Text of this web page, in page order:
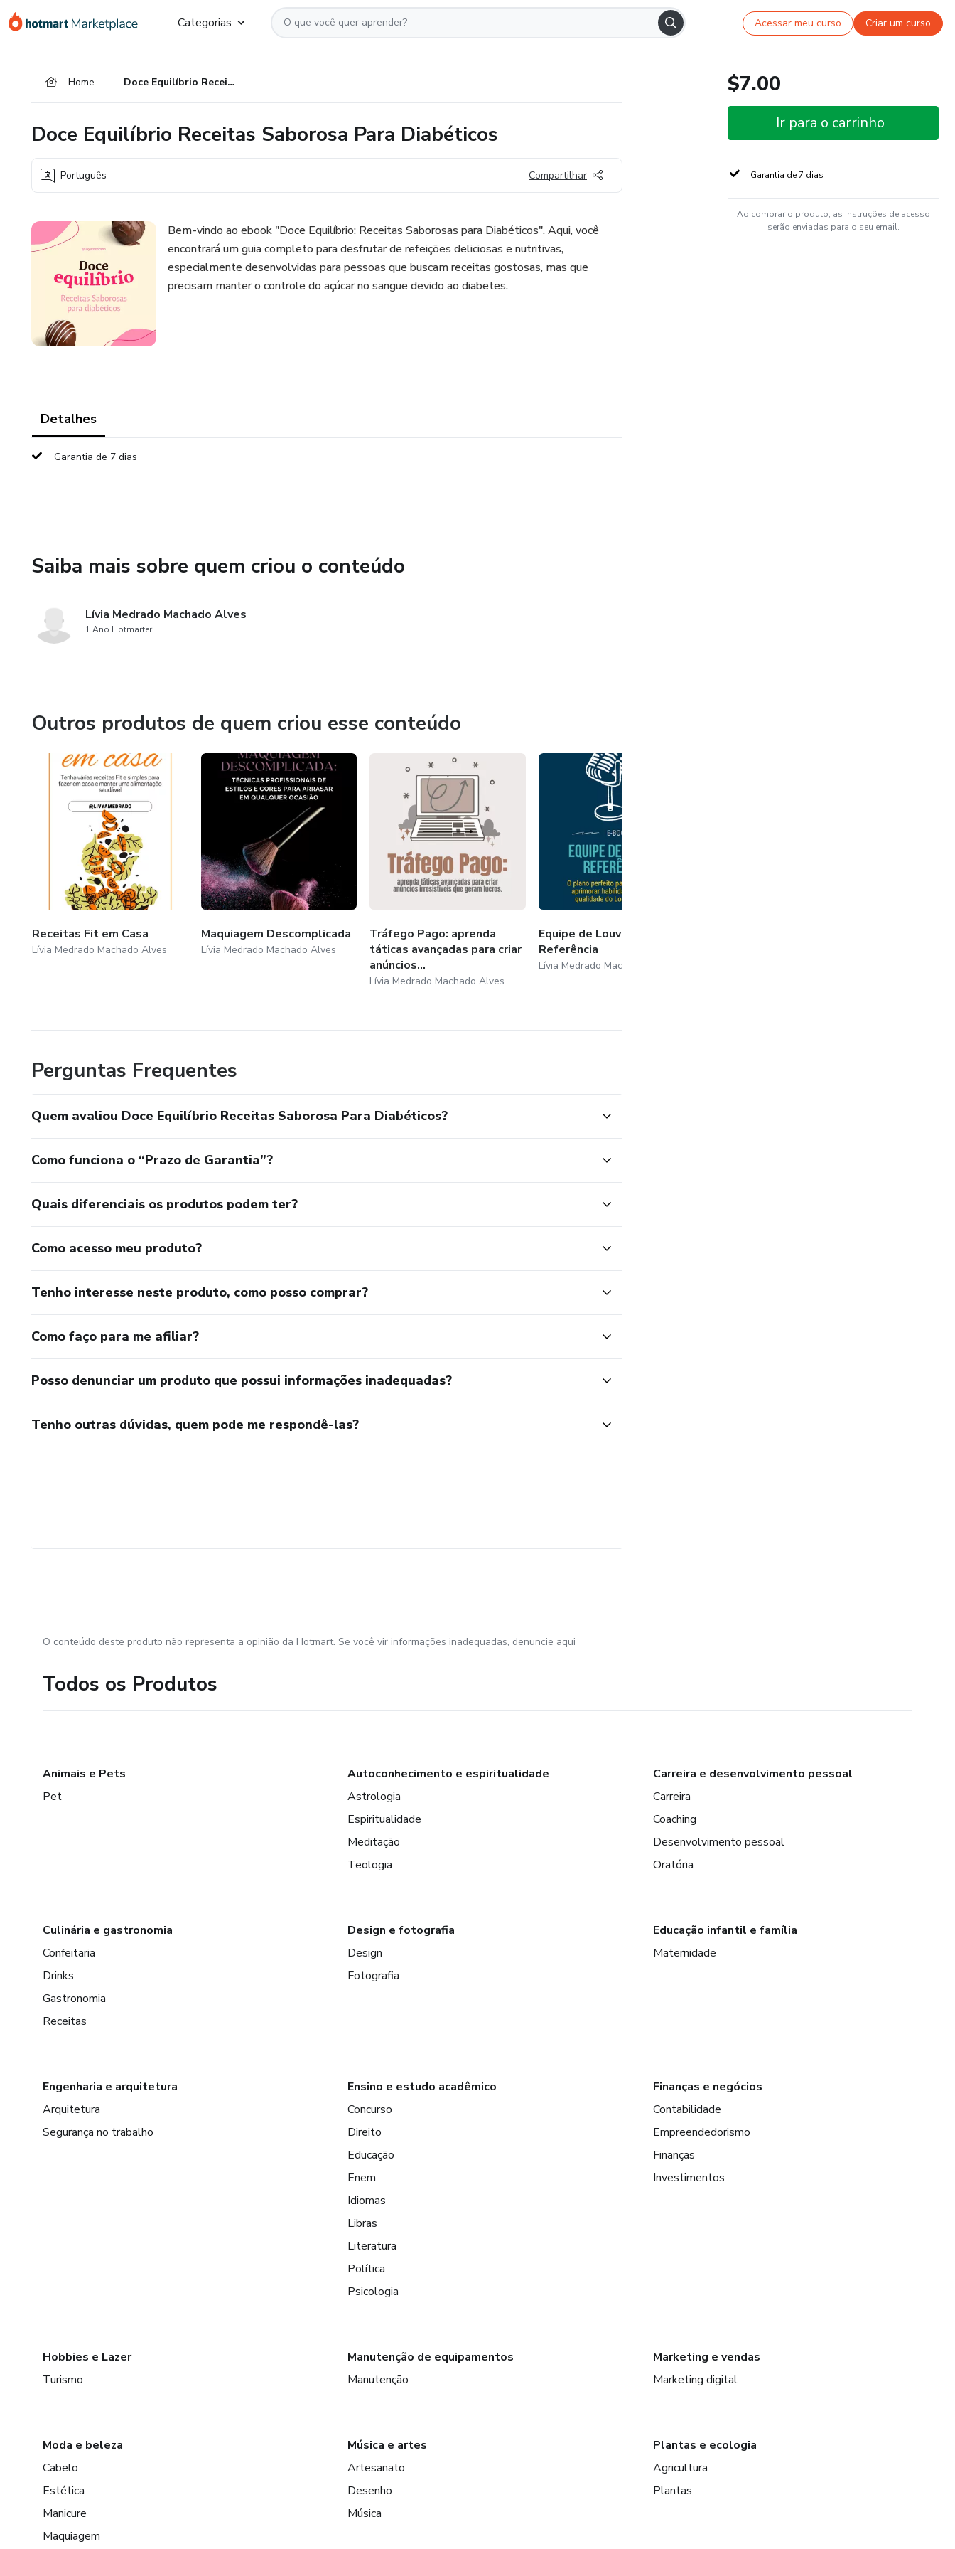
para
para
para
Categorias Acessar meu curso Criar um curso
Home Doce Equilíbrio Receitas Saborosa Para Diabéticos
Doce Equilíbrio Receitas Saborosa Para Diabéticos
Português Compartilhar
Bem-vindo ao ebook "Doce Equilíbrio: Receitas Saborosas para Diabéticos". Aqui, você
encontrará um guia completo para desfrutar de refeições deliciosas e nutritivas,
especialmente desenvolvidas para pessoas que buscam receitas gostosas, mas que
precisam manter o controle do açúcar no sangue devido ao diabetes.
Detalhes
Garantia de 7 dias
Saiba mais sobre quem criou o conteúdo
Lívia Medrado Machado Alves
1 Ano Hotmarter
Outros produtos de quem criou esse conteúdo
Receitas Fit em Casa
Lívia Medrado Machado Alves
Maquiagem Descomplicada
Lívia Medrado Machado Alves
Tráfego Pago: aprenda
táticas avançadas para criar
anúncios...
Lívia Medrado Machado Alves
Equipe de Louvor
Referência
Lívia Medrado Machado Alves
Perguntas Frequentes
Quem avaliou Doce Equilíbrio Receitas Saborosa Para Diabéticos?
Como funciona o “Prazo de Garantia”?
Quais diferenciais os produtos podem ter?
Como acesso meu produto?
Tenho interesse neste produto, como posso comprar?
Como faço para me afiliar?
Posso denunciar um produto que possui informações inadequadas?
Tenho outras dúvidas, quem pode me respondê-las?
$7.00
Ir para o carrinho
Garantia de 7 dias
Ao comprar o produto, as instruções de acesso
serão enviadas para o seu email.
O conteúdo deste produto não representa a opinião da Hotmart. Se você vir informações inadequadas, denuncie aqui
Todos os Produtos
Animais e Pets
Pet
Autoconhecimento e espiritualidade
Astrologia
Espiritualidade
Meditação
Teologia
Carreira e desenvolvimento pessoal
Carreira
Coaching
Desenvolvimento pessoal
Oratória
Culinária e gastronomia
Confeitaria
Drinks
Gastronomia
Receitas
Design e fotografia
Design
Fotografia
Educação infantil e família
Maternidade
Engenharia e arquitetura
Arquitetura
Segurança no trabalho
Ensino e estudo acadêmico
Concurso
Direito
Educação
Enem
Idiomas
Libras
Literatura
Política
Psicologia
Finanças e negócios
Contabilidade
Empreendedorismo
Finanças
Investimentos
Hobbies e Lazer
Turismo
Manutenção de equipamentos
Manutenção
Marketing e vendas
Marketing digital
Moda e beleza
Cabelo
Estética
Manicure
Maquiagem
Música e artes
Artesanato
Desenho
Música
Plantas e ecologia
Agricultura
Plantas